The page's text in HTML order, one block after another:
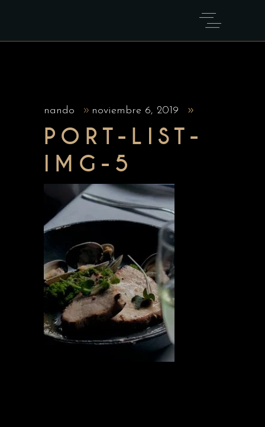
nando noviembre 6, 2019
PORT-LIST-
IMG-5